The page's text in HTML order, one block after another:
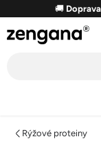
obsah
🚚
Rýžové proteiny